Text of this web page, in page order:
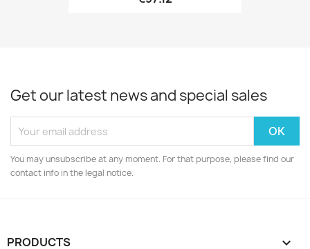
Get our latest news and special sales
You may unsubscribe at any moment. For that purpose, please find our
contact info in the legal notice.
PRODUCTS 